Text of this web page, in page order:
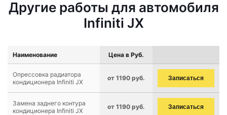
Другие работы для автомобиля
Infiniti JX
Наименование Цена в Руб.
Опрессовка радиатора
кондиционера Infiniti JX
от 1190 руб. Записаться
Замена заднего контура
кондиционера Infiniti JX
от 1190 руб. Записаться